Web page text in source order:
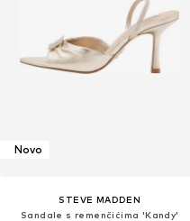
Novo
STEVE MADDEN
Sandale s remenčićima 'Kandy'